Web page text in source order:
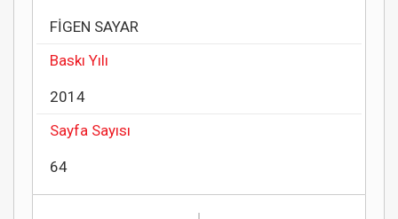
FİGEN SAYAR
Baskı Yılı
2014
Sayfa Sayısı
64